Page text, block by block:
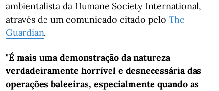
ambientalista da Humane Society International,
através de um comunicado citado pelo The
Guardian.
"É mais uma demonstração da natureza
verdadeiramente horrível e desnecessáriadas
operações baleeiras, especialmente quando as